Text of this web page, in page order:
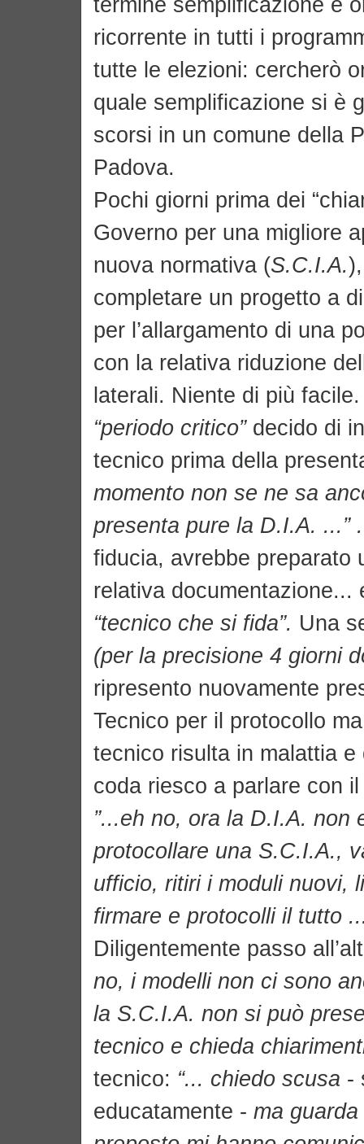
ricorrente in tutti i
tutte le elezioni: cercherò
quale semplificazione si è
scorsi in un comune della
Padova.
Pochi giorni prima dei
Governo per una migliore
nuova normativa (S.C.I.A.
completare un progetto a
per l’allargamento di una
con la relativa riduzione
laterali. Niente di più
“periodo critico” decido di
tecnico prima della
momento non se ne sa
presenta pure la D.I.A. ...”
fiducia, avrebbe preparato
relativa documentazione...
“tecnico che si fida”. Una
(per la precisione 4 giorni
ripresento nuovamente
Tecnico per il protocollo
tecnico risulta in malattia e
coda riesco a parlare con
”...eh no, ora la D.I.A. non
protocollare una S.C.I.A.,
ufficio, ritiri i moduli nuovi,
firmare e protocolli il tutto
Diligentemente passo
no, i modelli non ci sono
la S.C.I.A. non si può
tecnico e chieda
tecnico: “... chiedo scusa -
educatamente - ma guarda